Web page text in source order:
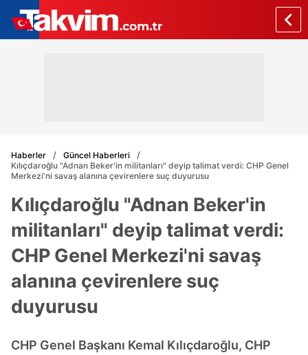
Haberler
Güncel Haberleri
Kılıçdaroğlu "Adnan Beker'in militanları" deyip talimat verdi: CHP Genel
Merkezi'ni savaş alanına çevirenlere suç duyurusu
Kılıçdaroğlu "Adnan Beker'in
militanları" deyip talimat verdi:
CHP Genel Merkezi'ni savaş
alanına çevirenlere suç
duyurusu
CHP Genel Başkanı Kemal Kılıçdaroğlu, CHP